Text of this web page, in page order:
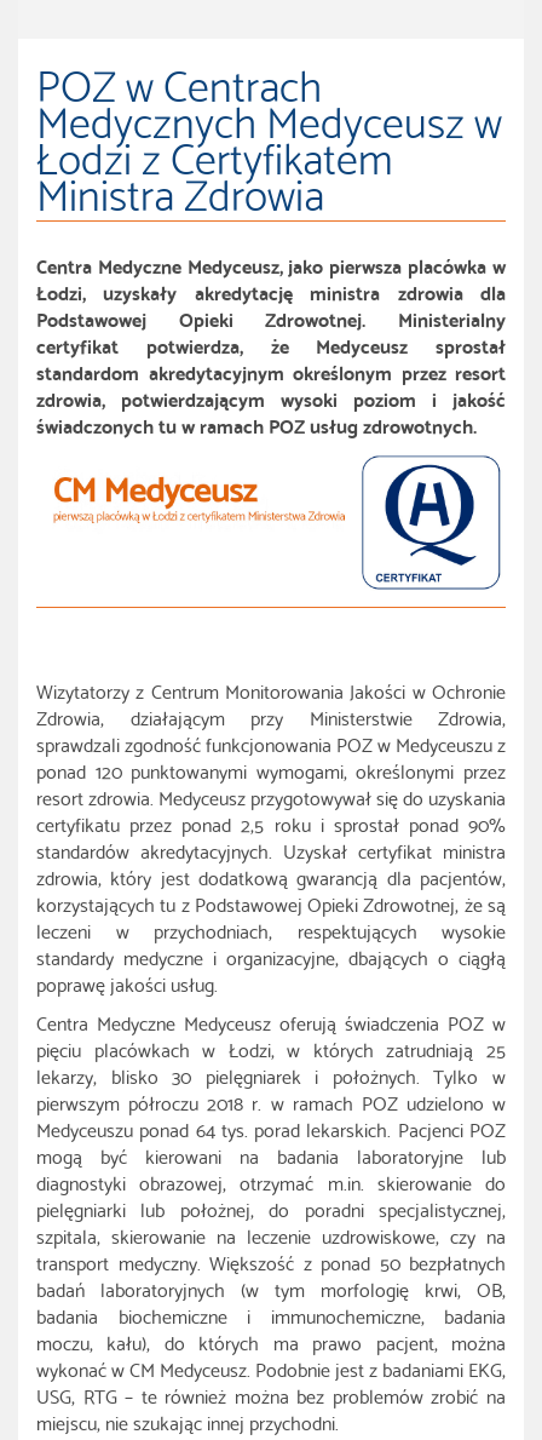
POZ w Centrach
Medycznych Medyceusz w
Łodzi z Certyfikatem
Ministra Zdrowia
Centra Medyczne Medyceusz, jako pierwsza placówka w
Łodzi, uzyskały akredytację ministra zdrowia dla
Podstawowej Opieki Zdrowotnej. Ministerialny
certyfikat potwierdza, że Medyceusz sprostał
standardom akredytacyjnym określonym przez resort
zdrowia, potwierdzającym wysoki poziom i jakość
świadczonych tu w ramach POZ usług zdrowotnych.
Wizytatorzy z Centrum Monitorowania Jakości w Ochronie
Zdrowia, działającym przy Ministerstwie Zdrowia,
sprawdzali zgodność funkcjonowania POZ w Medyceuszu z
ponad 120 punktowanymi wymogami, określonymi przez
resort zdrowia. Medyceusz przygotowywał się do uzyskania
certyfikatu przez ponad 2,5 roku i sprostał ponad 90%
standardów akredytacyjnych. Uzyskał certyfikat ministra
zdrowia, który jest dodatkową gwarancją dla pacjentów,
korzystających tu z Podstawowej Opieki Zdrowotnej, że są
leczeni w przychodniach, respektujących wysokie
standardy medyczne i organizacyjne, dbających o ciągłą
poprawę jakości usług.
Centra Medyczne Medyceusz oferują świadczenia POZ w
pięciu placówkach w Łodzi, w których zatrudniają 25
lekarzy, blisko 30 pielęgniarek i położnych. Tylko w
pierwszym półroczu 2018 r. w ramach POZ udzielono w
Medyceuszu ponad 64 tys. porad lekarskich. Pacjenci POZ
mogą być kierowani na badania laboratoryjne lub
diagnostyki obrazowej, otrzymać m.in. skierowanie do
pielęgniarki lub położnej, do poradni specjalistycznej,
szpitala, skierowanie na leczenie uzdrowiskowe, czy na
transport medyczny. Większość z ponad 50 bezpłatnych
badań laboratoryjnych (w tym morfologię krwi, OB,
badania biochemiczne i immunochemiczne, badania
moczu, kału), do których ma prawo pacjent, można
wykonać w CM Medyceusz. Podobnie jest z badaniami EKG,
USG, RTG – te również można bez problemów zrobić na
miejscu, nie szukając innej przychodni.